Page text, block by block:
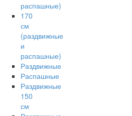
распашные)
170
см
(раздвижные
и
распашные)
Раздвижные
Распашные
Раздвижные
150
см